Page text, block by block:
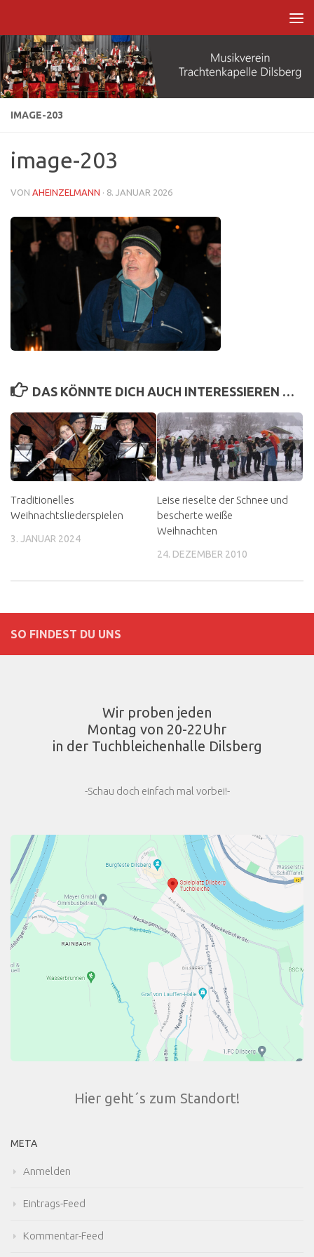
IMAGE-203
image-203
VON AHEINZELMANN · 8. JANUAR 2026
DAS KÖNNTE DICH AUCH INTERESSIEREN …
Traditionelles
Weihnachtsliederspielen
3. JANUAR 2024
Leise rieselte der Schnee und
bescherte weiße
Weihnachten
24. DEZEMBER 2010
SO FINDEST DU UNS
Wir proben jeden
Montag von 20-22Uhr
in der Tuchbleichenhalle Dilsberg
-Schau doch einfach mal vorbei!-
Hier geht´s zum Standort!
META
Anmelden
Eintrags-Feed
Kommentar-Feed